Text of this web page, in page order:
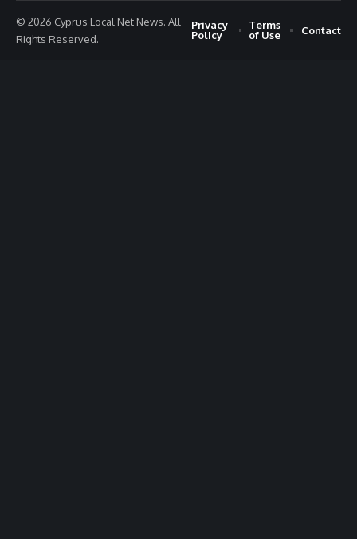
© 2026 Cyprus Local Net News. All
Rights Reserved.
Privacy
Policy
Terms
of Use
Contact